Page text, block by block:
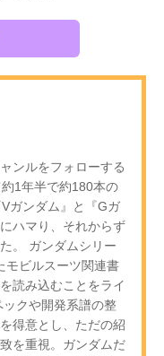
ンルをフォローする
1年半で約180本の
ガンダム』と『Gガ
ハマり、それからず
。 ガンダムシリー
モビルスーツ関連書
読み込むことをライ
クや開発系譜の整
得意とし、ただの紹
を重視。ガンダムだ